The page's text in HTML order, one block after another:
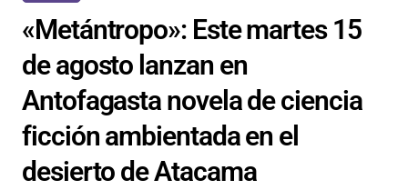
«Metántropo»: Este martes 15
de agosto lanzan en
Antofagasta novela de ciencia
ficción ambientada en el
desierto de Atacama